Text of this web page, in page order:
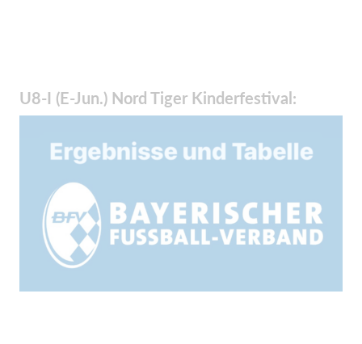
U8-I (E-Jun.) Nord Tiger Kinderfestival: